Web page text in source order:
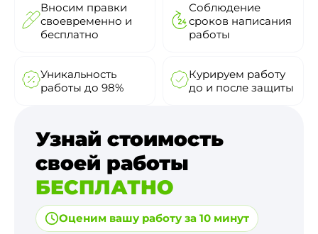
Вносим правки
своевременно и
бесплатно
Соблюдение
сроков написания
работы
Уникальность
работы до 98%
Курируем работу
до и после защиты
Узнай стоимость
своей работы
БЕСПЛАТНО
Оценим вашу работу за 10 минут